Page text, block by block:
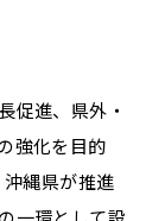
促進、県外・
強化を目的
縄県が推進